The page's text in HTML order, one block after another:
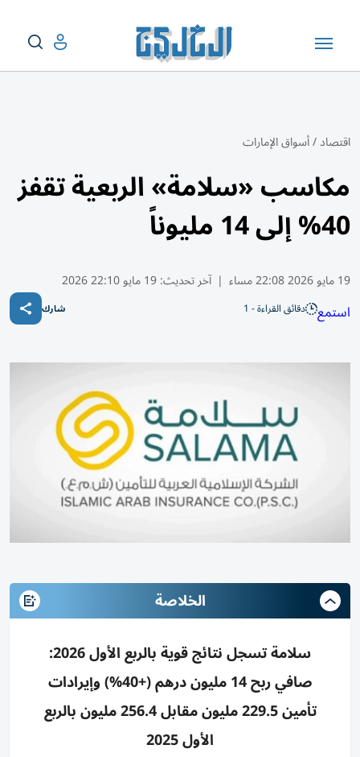
اقتصاد/أسواق الإمارات
مكاسب «سلامة» الربعية تقفز
40% إلى 14 مليوناً
19 مايو 2026 22:08 مساء | آخر تحديث:19 مايو 22:10 2026
استمع دقائق القراءة - 1 شارك
الخلاصة
سلامة تسجل نتائج قوية بالربع الأول 2026:
صافي ربح 14 مليون درهم (+40%) وإيرادات
تأمين 229.5 مليون مقابل 256.4 مليون بالربع
الأول 2025